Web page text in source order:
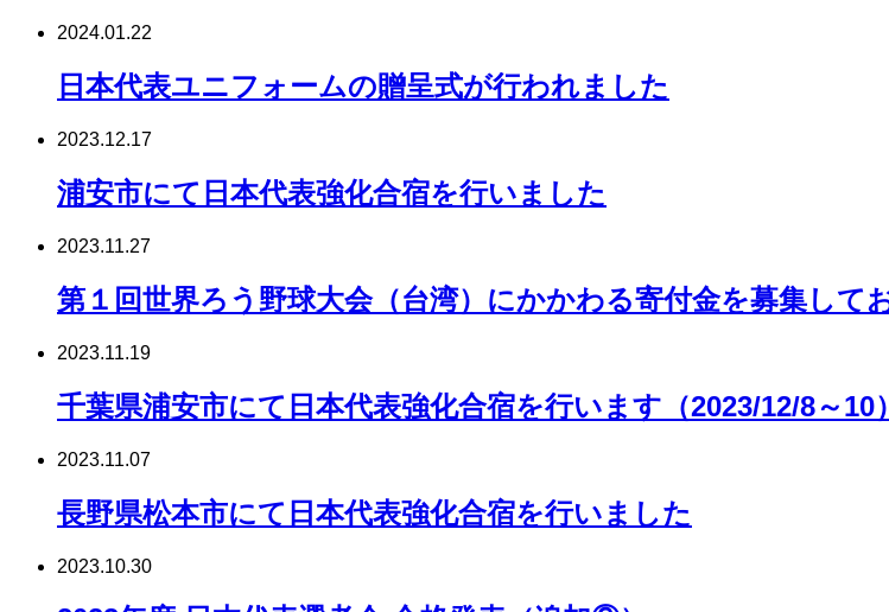
2024.01.22
日本代表ユニフォームの贈呈式が行われました
2023.12.17
浦安市にて日本代表強化合宿を行いました
2023.11.27
第１回世界ろう野球大会（台湾）にかかわる寄付金を募集して
2023.11.19
千葉県浦安市にて日本代表強化合宿を行います（2023/12/8～10）
2023.11.07
長野県松本市にて日本代表強化合宿を行いました
2023.10.30